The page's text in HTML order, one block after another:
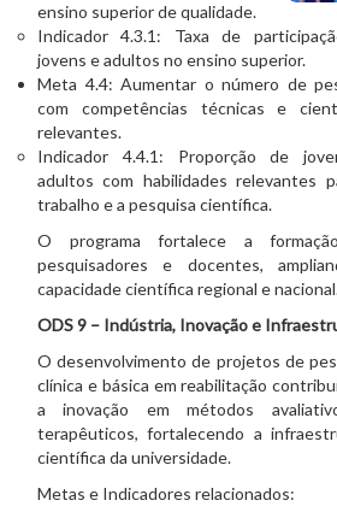
ensino superior de qualidade.
Indicador 4.3.1: Taxa de
jovens e adultos no ensino superior.
Meta 4.4: Aumentar o número de
com competências técnicas e
relevantes.
Indicador 4.4.1: Proporção de
adultos com habilidades relevantes
trabalho e a pesquisa científica.
O programa fortalece a
pesquisadores e docentes,
capacidade científica regional e
ODS 9 – Indústria, Inovação e
O desenvolvimento de projetos de
clínica e básica em reabilitação
a inovação em métodos
terapêuticos, fortalecendo a
científica da universidade.
Metas e Indicadores relacionados: